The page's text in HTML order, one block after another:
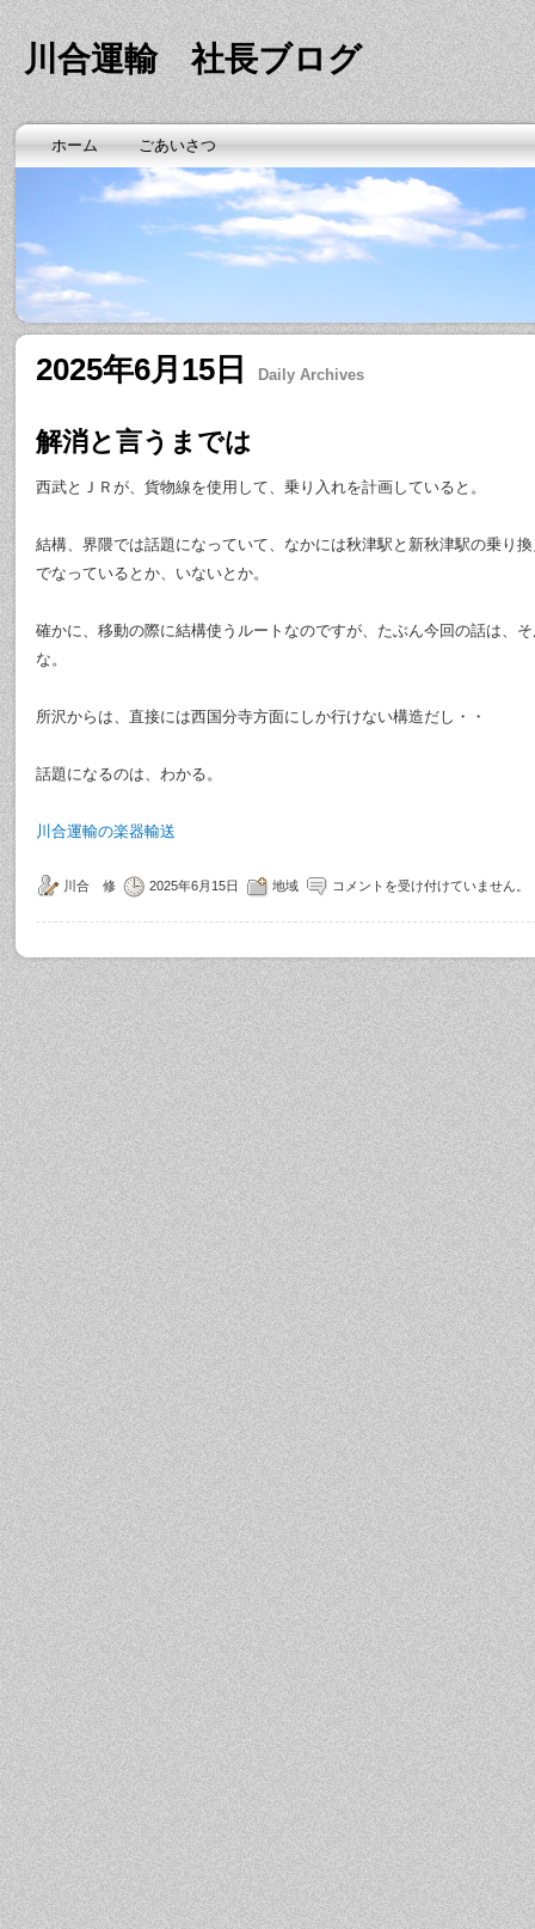
川合運輸 社長ブログ
ホーム ごあいさつ
2025年6月15日 Daily Archives
解消と言うまでは
西武とＪＲが、貨物線を使用して、乗り入れを計画していると。
結構、界隈では話題になっていて、なかには秋津駅と新秋津駅の乗り
でなっているとか、いないとか。
確かに、移動の際に結構使うルートなのですが、たぶん今回の話は、
な。
所沢からは、直接には西国分寺方面にしか行けない構造だし・・
話題になるのは、わかる。
川合運輸の楽器輸送
川合 修 2025年6月15日 地域 コメントを受け付けていません。